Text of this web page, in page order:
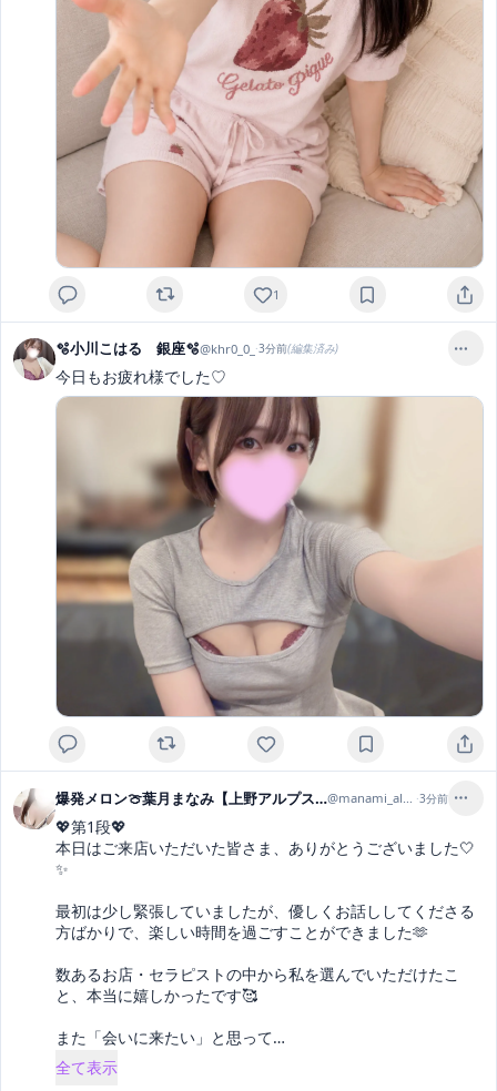
1
🫧小川こはる 銀座🫧@khr0_0_ ·3分前(編集済み)
今日もお疲れ様でした♡
爆発メロン🍈葉月まなみ【上野アルプス】@manami_alps ·3分前
💖第1段💖
本日はご来店いただいた皆さま、ありがとうございました🤍
✨
最初は少し緊張していましたが、優しくお話ししてくださる
方ばかりで、楽しい時間を過ごすことができました🫶
数あるお店・セラピストの中から私を選んでいただけたこ
と、本当に嬉しかったです🥰
また「会いに来たい」と思って…
全て表示